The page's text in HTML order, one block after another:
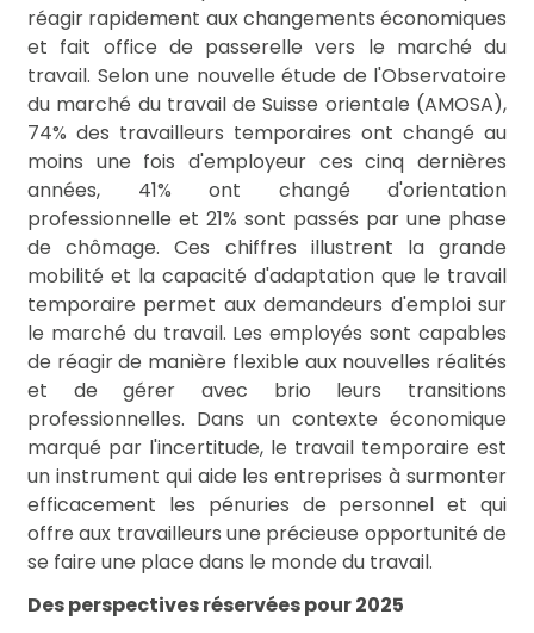
réagir rapidement aux changements économiques
et fait office de passerelle vers le marché du
travail. Selon une nouvelle étude de l'Observatoire
du marché du travail de Suisse orientale (AMOSA),
74% des travailleurs temporaires ont changé au
moins une fois d'employeur ces cinq dernières
années, 41% ont changé d'orientation
professionnelle et 21% sont passés par une phase
de chômage. Ces chiffres illustrent la grande
mobilité et la capacité d'adaptation que le travail
temporaire permet aux demandeurs d'emploi sur
le marché du travail. Les employés sont capables
de réagir de manière flexible aux nouvelles réalités
et de gérer avec brio leurs transitions
professionnelles. Dans un contexte économique
marqué par l'incertitude, le travail temporaire est
un instrument qui aide les entreprises à surmonter
efficacement les pénuries de personnel et qui
offre aux travailleurs une précieuse opportunité de
se faire une place dans le monde du travail.
Des perspectives réservées pour 2025